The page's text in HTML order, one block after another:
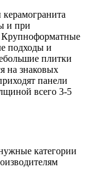
и при
подходы и
плитки
на знаковых
панели
всего 3-5
категории